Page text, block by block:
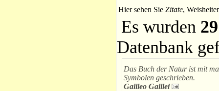
Hier sehen Sie Zitate,
Es wurden 29
Datenbank
Das Buch der Natur ist mit
Symbolen geschrieben.
Galileo Galilei